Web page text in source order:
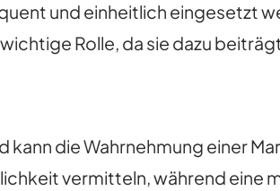
und einheitlich eingesetzt
Rolle, da sie dazu
die Wahrnehmung einer
vermitteln, während eine